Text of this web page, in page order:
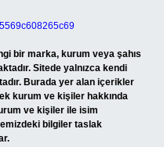
bir marka, kurum veya şahıs
Sitede yalnızca kendi
Burada yer alan içerikler
kurum ve kişiler hakkında
ve kişiler ile isim
bilgiler taslak